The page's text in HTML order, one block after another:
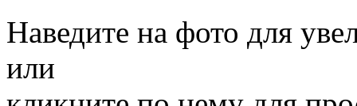
Наведите на фото для
или